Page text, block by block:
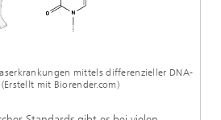
mittels differenzieller DNA-
mit Biorender.com)